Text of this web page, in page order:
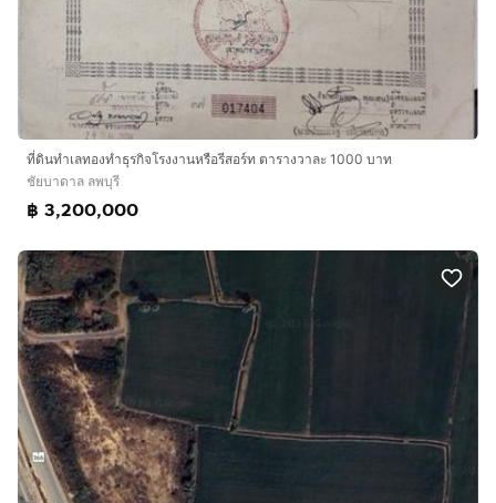
ที่ดินทำเลทองทำธุรกิจโรงงานหรือรีสอร์ท ตารางวาละ 1000 บาท
ชัยบาดาล ลพบุรี
฿ 3,200,000